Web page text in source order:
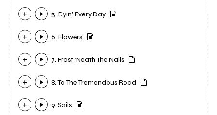
5. Dyin' Every Day
6. Flowers
7. Frost 'Neath The Nails
8. To The Tremendous Road
9. Sails